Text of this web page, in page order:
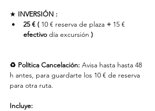
★ INVERSIÓN :
25 € ( 10 € reserva de plaza + 15 €
efectivo día excursión )
♻ Política Cancelación: Avisa hasta hasta 48
h antes, para guardarte los 10 € de reserva
para otra ruta.
Incluye: